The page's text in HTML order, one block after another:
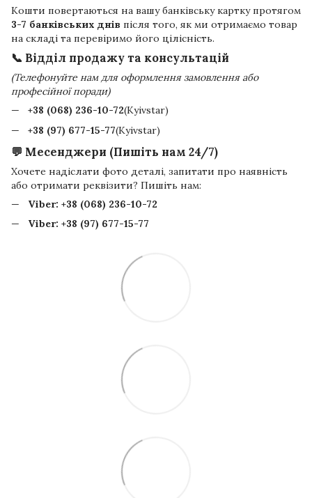
Кошти повертаються на вашу банківську картку протягом
3-7 банківських днів після того, як ми отримаємо товар
на складі та перевіримо його цілісність.
📞 Відділ продажу та консультацій
(Телефонуйте нам для оформлення замовлення або
професійної поради)
+38 (068) 236-10-72(Kyivstar)
+38 (97) 677-15-77(Kyivstar)
💬 Месенджери (Пишіть нам 24/7)
Хочете надіслати фото деталі, запитати про наявність
або отримати реквізити? Пишіть нам:
Viber: +38 (068) 236-10-72
Viber: +38 (97) 677-15-77